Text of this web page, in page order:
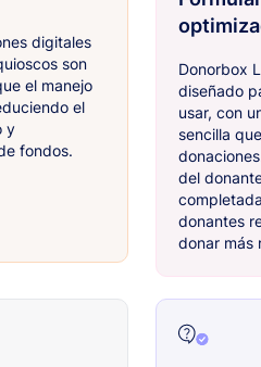
digitales
son
el manejo
el
y
fondos.
Donorbox
diseñado
usar, con
sencilla
del
donantes
donar más